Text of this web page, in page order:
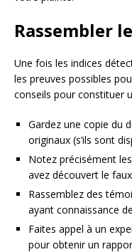
Rassembler
Une fois les indices
les preuves possibles
conseils pour constituer
Gardez une copie du
originaux (s’ils sont
Notez précisément
avez découvert le
Rassemblez des
ayant connaissance
Faites appel à un
pour obtenir un